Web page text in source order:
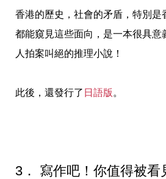
香港的歷史，社會的矛盾，特別是
都能窺見這些面向，是一本很具意
人拍案叫絕的推理小說！
此後，還發行了 日語版 。
3． 寫作吧！你值得被看